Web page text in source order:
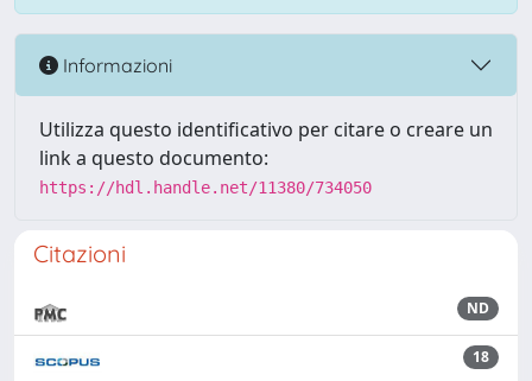
Informazioni
Utilizza questo identificativo per citare o creare un
link a questo documento:
https://hdl.handle.net/11380/734050
Citazioni
ND
18